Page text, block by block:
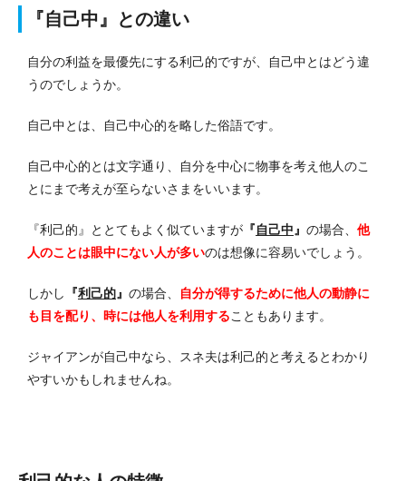
『自己中』との違い
自分の利益を最優先にする利己的ですが、自己中とはどう違
うのでしょうか。
自己中とは、自己中心的を略した俗語です。
自己中心的とは文字通り、自分を中心に物事を考え他人のこ
とにまで考えが至らないさまをいいます。
『利己的』ととてもよく似ていますが 『自己中 』 の場合、 他
人のことは眼中にない人が多いのは想像に容易いでしょう。
しかし 『利己的』 の場合、
自分が得するために他人の動静に
も目を配り、時には他人を利用することもあります。
ジャイアンが自己中なら、スネ夫は利己的と考えるとわかり
やすいかもしれませんね。